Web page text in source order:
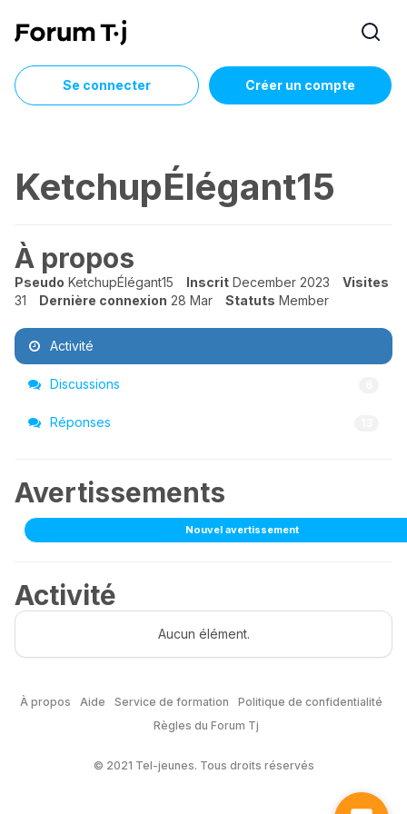
Se connecter Créer un compte
KetchupÉlégant15
À propos
Pseudo KetchupÉlégant15 Inscrit December 2023
Visites
31
Dernière connexion 28 Mar Statuts Member
Activité
Discussions
Réponses
Avertissements
Nouvel avertissement
Activité
Aucun élément.
À propos Aide Service de formation
Politique de confidentialité
Règles du Forum Tj
© 2021 Tel-jeunes. Tous droits réservés